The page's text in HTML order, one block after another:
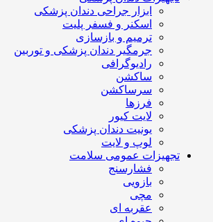
ابزار جراحی دندان پزشکی
اسکنر و فسفر پلیت
ترمیم و بازسازی
جرمگیر دندان پزشکی و توربین
رادیوگرافی
ساکشن
سرساکشن
فرزها
لایت کیور
یونیت دندان پزشکی
لوپ و لایت
تجهیزات عمومی سلامت
فشارسنج
بازویی
مچی
عقربه ای